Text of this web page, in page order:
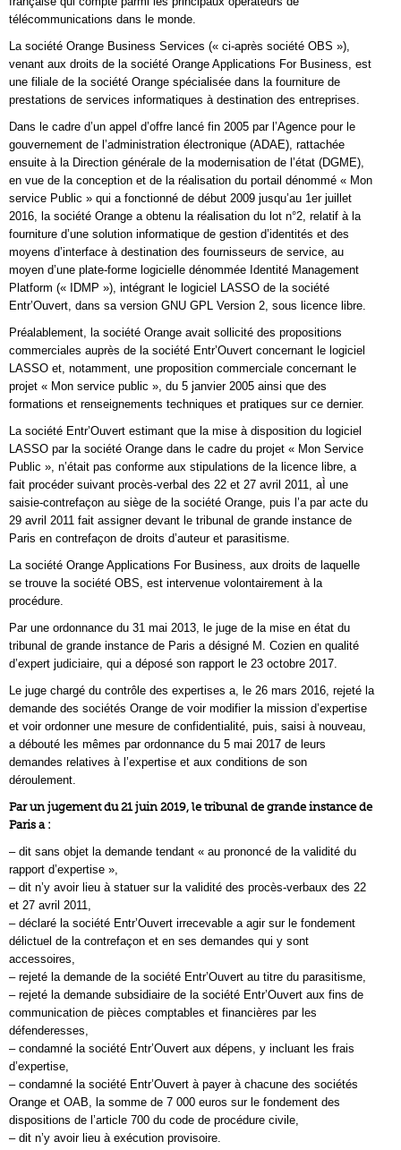
télécommunications dans le monde.
La société Orange Business Services (« ci-après société OBS »),
venant aux droits de la société Orange Applications For Business, est
une filiale de la société Orange spécialisée dans la fourniture de
prestations de services informatiques à destination des entreprises.
Dans le cadre d’un appel d’offre lancé fin 2005 par l’Agence pour le
gouvernement de l’administration électronique (ADAE), rattachée
ensuite à la Direction générale de la modernisation de l’état (DGME),
en vue de la conception et de la réalisation du portail dénommé « Mon
service Public » qui a fonctionné de début 2009 jusqu’au 1er juillet
2016, la société Orange a obtenu la réalisation du lot n°2, relatif à la
fourniture d’une solution informatique de gestion d’identités et des
moyens d’interface à destination des fournisseurs de service, au
moyen d’une plate-forme logicielle dénommée Identité Management
Platform (« IDMP »), intégrant le logiciel LASSO de la société
Entr’Ouvert, dans sa version GNU GPL Version 2, sous licence libre.
Préalablement, la société Orange avait sollicité des propositions
commerciales auprès de la société Entr’Ouvert concernant le logiciel
LASSO et, notamment, une proposition commerciale concernant le
projet « Mon service public », du 5 janvier 2005 ainsi que des
formations et renseignements techniques et pratiques sur ce dernier.
La société Entr’Ouvert estimant que la mise à disposition du logiciel
LASSO par la société Orange dans le cadre du projet « Mon Service
Public », n’était pas conforme aux stipulations de la licence libre, a
fait procéder suivant procès-verbal des 22 et 27 avril 2011, aÌ une
saisie-contrefaçon au siège de la société Orange, puis l’a par acte du
29 avril 2011 fait assigner devant le tribunal de grande instance de
Paris en contrefaçon de droits d’auteur et parasitisme.
La société Orange Applications For Business, aux droits de laquelle
se trouve la société OBS, est intervenue volontairement à la
procédure.
Par une ordonnance du 31 mai 2013, le juge de la mise en état du
tribunal de grande instance de Paris a désigné M. Cozien en qualité
d’expert judiciaire, qui a déposé son rapport le 23 octobre 2017.
Le juge chargé du contrôle des expertises a, le 26 mars 2016, rejeté la
demande des sociétés Orange de voir modifier la mission d’expertise
et voir ordonner une mesure de confidentialité, puis, saisi à nouveau,
a débouté les mêmes par ordonnance du 5 mai 2017 de leurs
demandes relatives à l’expertise et aux conditions de son
déroulement.
Par un jugement du 21 juin 2019, le tribunal de grande instance de
Paris a :
– dit sans objet la demande tendant « au prononcé de la validité du
rapport d’expertise »,
– dit n’y avoir lieu à statuer sur la validité des procès-verbaux des 22
et 27 avril 2011,
– déclaré la société Entr’Ouvert irrecevable a agir sur le fondement
délictuel de la contrefaçon et en ses demandes qui y sont
accessoires,
– rejeté la demande de la société Entr’Ouvert au titre du parasitisme,
– rejeté la demande subsidiaire de la société Entr’Ouvert aux fins de
communication de pièces comptables et financières par les
défenderesses,
– condamné la société Entr’Ouvert aux dépens, y incluant les frais
d’expertise,
– condamné la société Entr’Ouvert à payer à chacune des sociétés
Orange et OAB, la somme de 7 000 euros sur le fondement des
dispositions de l’article 700 du code de procédure civile,
– dit n’y avoir lieu à exécution provisoire.